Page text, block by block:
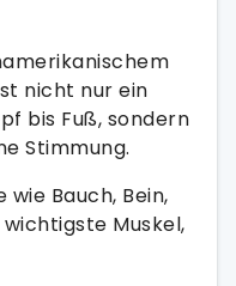
nicht nur ein
bis Fuß, sondern
Stimmung.
Bauch, Bein,
Muskel,